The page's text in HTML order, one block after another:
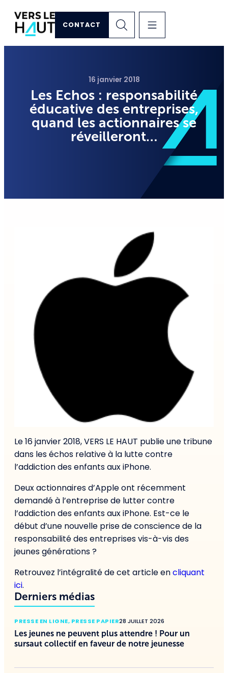
CONTACT
16 janvier 2018
Les Echos : responsabilité
éducative des entreprises,
quand les actionnaires se
réveilleront…
Le 16 janvier 2018, VERS LE HAUT publie une tribune
dans les échos relative à la lutte contre
l’addiction des enfants aux iPhone.
Deux actionnaires d’Apple ont récemment
demandé à l’entreprise de lutter contre
l’addiction des enfants aux iPhone. Est-ce le
début d’une nouvelle prise de conscience de la
responsabilité des entreprises vis-à-vis des
jeunes générations ?
Retrouvez l’intégralité de cet article encliquant
ici.
Derniers médias
PRESSE EN LIGNE, PRESSE PAPIER28 JUILLET 2026
Les jeunes ne peuvent plus attendre ! Pour un
sursaut collectif en faveur de notre jeunesse